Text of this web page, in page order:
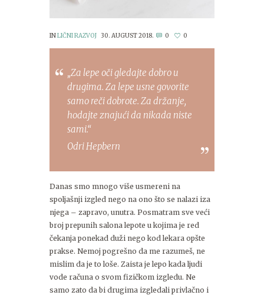
INLIČNI RAZVOJ 30. AUGUST 2018. 0 0
„Za lepe oči gledajte dobro u
drugima. Za lepe usne govorite
samo reči dobrote. Za držanje,
hodajte znajući da nikada niste
sami.“
Odri Hepbern
Danas smo mnogo više usmereni na
spoljašnji izgled nego na ono što se nalazi iza
njega – zapravo, unutra. Posmatram sve veći
broj prepunih salona lepote u kojima je red
čekanja ponekad duži nego kod lekara opšte
prakse. Nemoj pogrešno da me razumeš, ne
mislim da je to loše. Zaista je lepo kada ljudi
vode računa o svom fizičkom izgledu. Ne
samo zato da bi drugima izgledali privlačno i